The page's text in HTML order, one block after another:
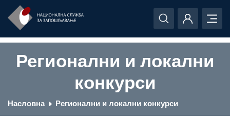
Регионални и локални
конкурси
Насловна Регионални и локални конкурси